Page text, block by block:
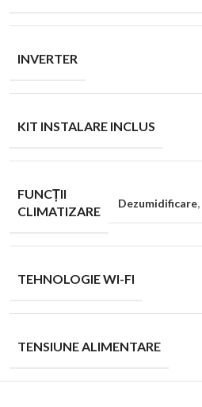
INVERTER
KIT INSTALARE INCLUS
FUNCȚII
CLIMATIZARE
Dezumidificare,
TEHNOLOGIE WI-FI
TENSIUNE ALIMENTARE